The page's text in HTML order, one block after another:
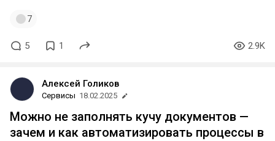
7
5 1 2.9K
Алексей Голиков
Сервисы 18.02.2025
Можно не заполнять кучу документов —
зачем и как автоматизировать процессы в